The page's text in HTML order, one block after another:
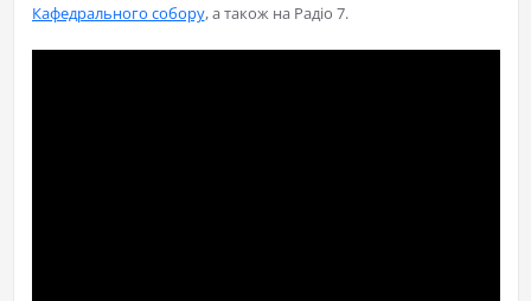
Кафедрального собору, а також на Радіо 7.